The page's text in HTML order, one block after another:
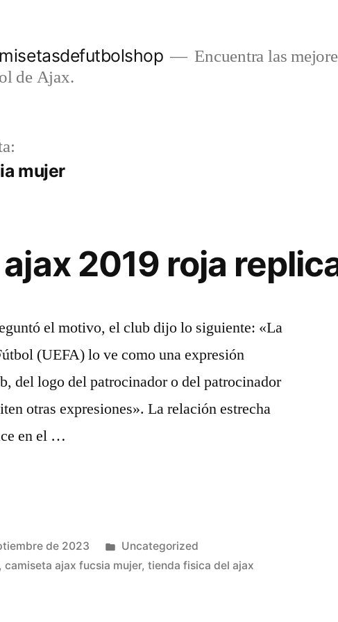
Encuentra las
de Ajax.
mujer
2019 roja
el motivo, el club dijo lo siguiente: «La
(UEFA) lo ve como una expresión
del logo del patrocinador o del patrocinador
otras expresiones». La relación estrecha
en el …
de 2023
Publicado
en
Uncategorized
camiseta ajax fucsia mujer,tienda fisica del ajax